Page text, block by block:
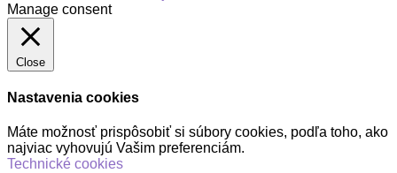
Manage consent
Close
Nastavenia cookies
Máte možnosť prispôsobiť si súbory cookies, podľa toho, ako
najviac vyhovujú Vašim preferenciám.
Technické cookies